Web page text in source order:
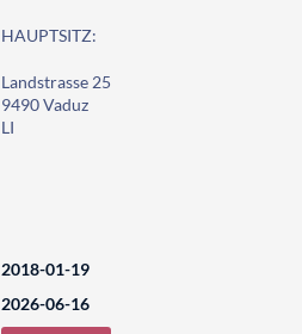
HAUPTSITZ:
Landstrasse 25
9490 Vaduz
LI
2018-01-19
2026-06-16